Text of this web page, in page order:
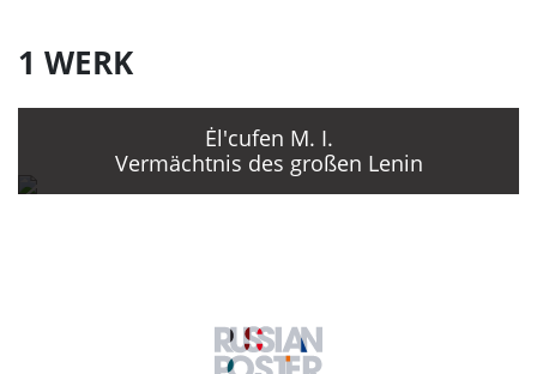
1 WERK
Ėl'cufen M. I.
Vermächtnis des großen Lenin